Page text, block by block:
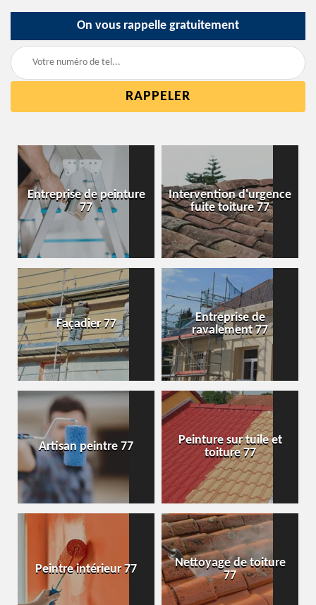
On vous rappelle gratuitement
Entreprise de peinture
77
Intervention d'urgence
fuite toiture 77
Façadier 77
Entreprise de
ravalement 77
Artisan peintre 77
Peinture sur tuile et
toiture 77
Peintre intérieur 77
Nettoyage de toiture
77